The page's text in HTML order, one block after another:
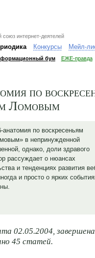
интернет-деятелей
Конкурсы Мейл-
бум ЕЖЕ-правда
по
Ломовым
анатомия по воскресеньям
в непринужденной
однако, доли здравого
рассуждает о нюансах
и тенденциях развития
и просто о ярких
02.05.2004,
45 статей.